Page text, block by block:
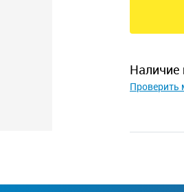
Проверить